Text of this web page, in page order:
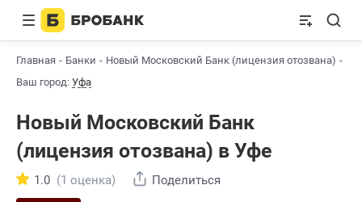
Главная Банки Новый Московский Банк (лицензия отозвана)
Ваш город: Уфа
Новый Московский Банк
(лицензия отозвана) в Уфе
1.0 (1 оценка) Поделиться